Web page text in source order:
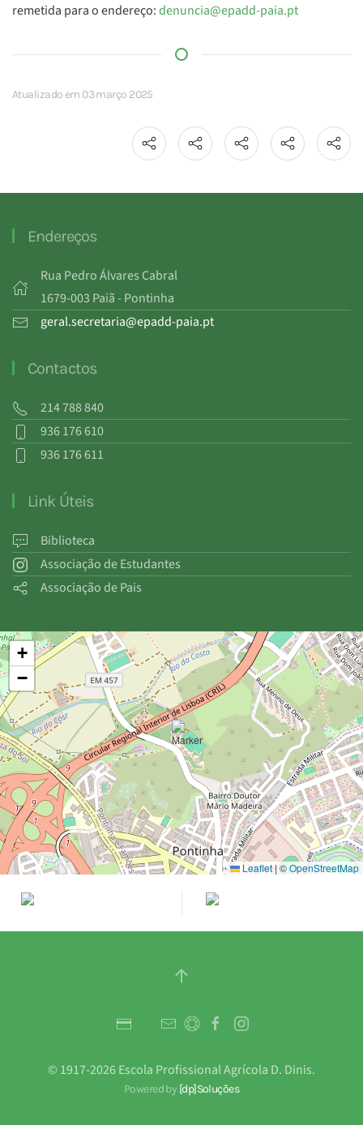
remetida para o endereço:denuncia@epadd-paia.pt
Atualizado em 03 março 2025
Endereços
Rua Pedro Álvares Cabral
1679-003 Paiã - Pontinha
geral.secretaria@epadd-paia.pt
Contactos
214 788 840
936 176 610
936 176 611
Link Úteis
Biblioteca
Associação de Estudantes
Associação de Pais
+
−
Leaflet|©OpenStreetMap
© 1917-2026Escola Profissional Agrícola D. Dinis.
Powered by [dp]Soluções